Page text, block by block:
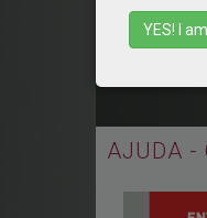
YES! I
AJUDA -